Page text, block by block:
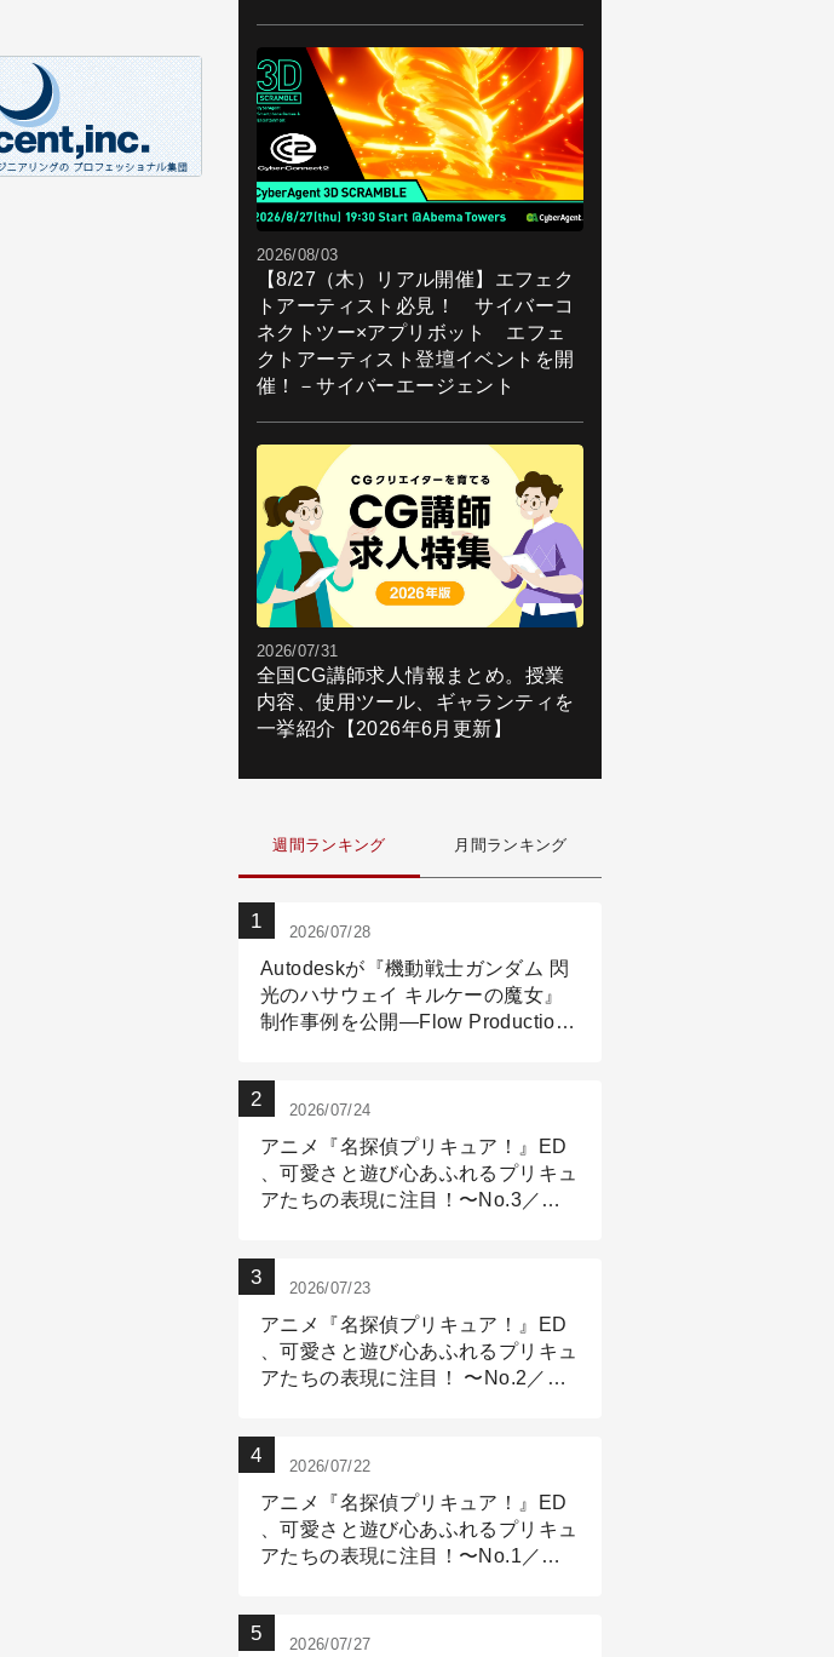
2026/08/03
【8/27（木）リアル開催】エフェク
トアーティスト必見！ サイバーコ
ネクトツー×アプリボット エフェ
クトアーティスト登壇イベントを開
催！－サイバーエージェント
2026/07/31
全国CG講師求人情報まとめ。授業
内容、使用ツール、ギャランティを
一挙紹介【2026年6月更新】
週間ランキング 月間ランキング
2026/07/28
Autodeskが『機動戦士ガンダム 閃
光のハサウェイ キルケーの魔女』
制作事例を公開―Flow Production
2026/07/24
アニメ『名探偵プリキュア！』ED
、可愛さと遊び心あふれるプリキュ
アたちの表現に注目！〜No.3／ア
2026/07/23
アニメ『名探偵プリキュア！』ED
、可愛さと遊び心あふれるプリキュ
アたちの表現に注目！ 〜No.2／モ
2026/07/22
アニメ『名探偵プリキュア！』ED
、可愛さと遊び心あふれるプリキュ
アたちの表現に注目！〜No.1／演
2026/07/27